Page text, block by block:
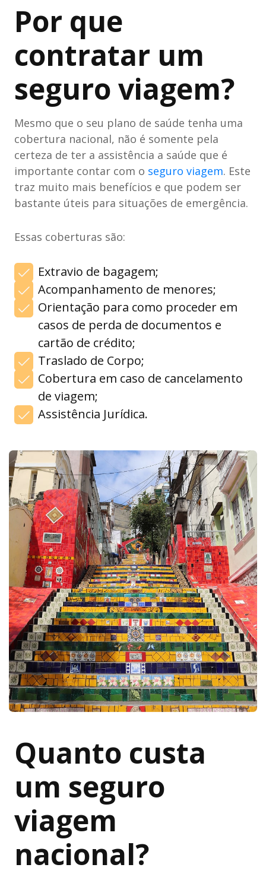
Por que
contratar um
seguro viagem?
Mesmo que o seu plano de saúde tenha uma
cobertura nacional, não é somente pela
certeza de ter a assistência a saúde que é
importante contar com o seguro viagem. Este
traz muito mais benefícios e que podem ser
bastante úteis para situações de emergência.
Essas coberturas são:
Extravio de bagagem;
Acompanhamento de menores;
Orientação para como proceder em
casos de perda de documentos e
cartão de crédito;
Traslado de Corpo;
Cobertura em caso de cancelamento
de viagem;
Assistência Jurídica.
Quanto custa
um seguro
viagem
nacional?